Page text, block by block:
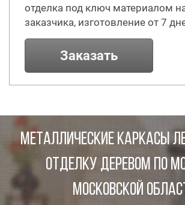
отделка под ключ материалом
заказчика, изготовление от 7
Заказать
МЕТАЛЛИЧЕСКИЕ КАРКАСЫ
ОТДЕЛКУ ДЕРЕВОМ ПО
МОСКОВСКОЙ